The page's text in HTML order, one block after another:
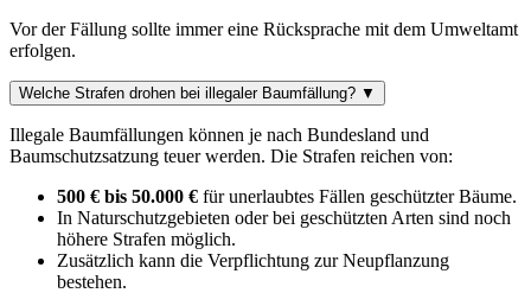
Vor der Fällung sollte immer eine Rücksprache mit dem Umweltamt
erfolgen.
Welche Strafen drohen bei illegaler Baumfällung? ▼
Illegale Baumfällungen können je nach Bundesland und
Baumschutzsatzung teuer werden. Die Strafen reichen von:
500 € bis 50.000 € für unerlaubtes Fällen geschützter Bäume.
In Naturschutzgebieten oder bei geschützten Arten sind noch
höhere Strafen möglich.
Zusätzlich kann die Verpflichtung zur Neupflanzung
bestehen.